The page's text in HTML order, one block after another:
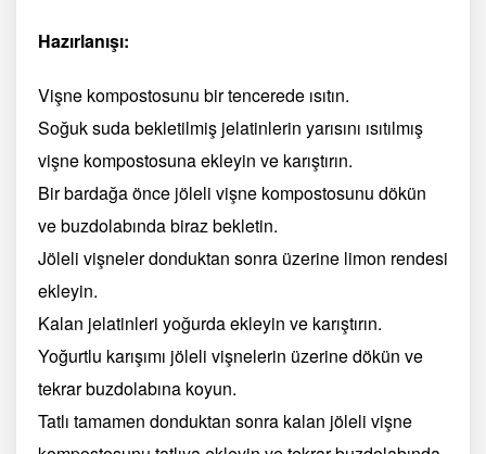
Hazırlanışı:
Vişne kompostosunu bir tencerede ısıtın.
Soğuk suda bekletilmiş jelatinlerin yarısını ısıtılmış
vişne kompostosuna ekleyin ve karıştırın.
Bir bardağa önce jöleli vişne kompostosunu dökün
ve buzdolabında biraz bekletin.
Jöleli vişneler donduktan sonra üzerine limon rendesi
ekleyin.
Kalan jelatinleri yoğurda ekleyin ve karıştırın.
Yoğurtlu karışımı jöleli vişnelerin üzerine dökün ve
tekrar buzdolabına koyun.
Tatlı tamamen donduktan sonra kalan jöleli vişne